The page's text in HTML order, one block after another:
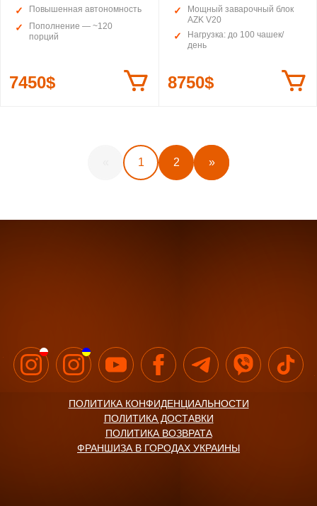
Повышенная автономность
Пополнение — ~120
порций
7450$
Мощный заварочный блок
AZK V20
Нагрузка: до 100 чашек/
день
8750$
1 2 »
ПОЛИТИКА КОНФИДЕНЦИАЛЬНОСТИ
ПОЛИТИКА ДОСТАВКИ
ПОЛИТИКА ВОЗВРАТА
ФРАНШИЗА В ГОРОДАХ УКРАИНЫ